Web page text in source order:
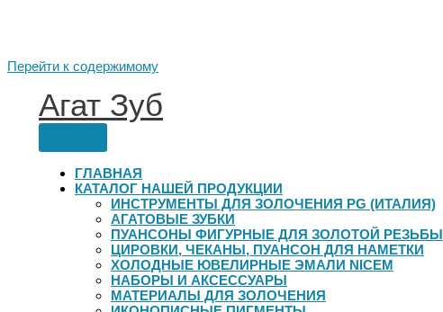
Перейти к содержимому
Агат Зуб
ГЛАВНАЯ
КАТАЛОГ НАШЕЙ ПРОДУКЦИИ
ИНСТРУМЕНТЫ ДЛЯ ЗОЛОЧЕНИЯ PG (ИТАЛИЯ)
АГАТОВЫЕ ЗУБКИ
ПУАНСОНЫ ФИГУРНЫЕ ДЛЯ ЗОЛОТОЙ РЕЗЬБЫ
ЦИРОВКИ, ЧЕКАНЫ, ПУАНСОН ДЛЯ НАМЕТКИ
ХОЛОДНЫЕ ЮВЕЛИРНЫЕ ЭМАЛИ NICEM
НАБОРЫ И АКСЕССУАРЫ
МАТЕРИАЛЫ ДЛЯ ЗОЛОЧЕНИЯ